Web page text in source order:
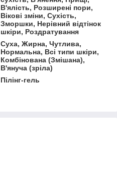
В'ялість, Розширені пори,
Вікові зміни, Сухість,
Зморшки, Нерівний відтінок
шкіри, Роздратування
Суха, Жирна, Чутлива,
Нормальна, Всі типи шкіри,
Комбінована (Змішана),
В'януча (зріла)
Пілінг-гель